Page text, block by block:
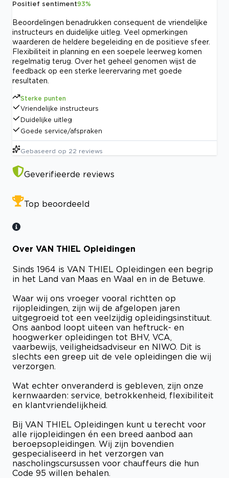
Positief sentiment93%
Beoordelingen benadrukken consequent de vriendelijke
instructeurs en duidelijke uitleg. Veel opmerkingen
waarderen de heldere begeleiding en de positieve sfeer.
Flexibiliteit in planning en een soepele leerweg komen
regelmatig terug. Over het geheel genomen wijst de
feedback op een sterke leerervaring met goede
resultaten.
Sterke punten
Vriendelijke instructeurs
Duidelijke uitleg
Goede service/afspraken
Gebaseerd op 22 reviews
Geverifieerde reviews
Top beoordeeld
Over VAN THIEL Opleidingen
Sinds 1964 is VAN THIEL Opleidingen een begrip
in het Land van Maas en Waal en in de Betuwe.
Waar wij ons vroeger vooral richtten op
rijopleidingen, zijn wij de afgelopen jaren
uitgegroeid tot een veelzijdig opleidingsinstituut.
Ons aanbod loopt uiteen van heftruck- en
hoogwerker opleidingen tot BHV, VCA,
vaarbewijs, veiligheidsadviseur en NIWO. Dit is
slechts een greep uit de vele opleidingen die wij
verzorgen.
Wat echter onveranderd is gebleven, zijn onze
kernwaarden: service, betrokkenheid, flexibiliteit
en klantvriendelijkheid.
Bij VAN THIEL Opleidingen kunt u terecht voor
alle rijopleidingen én een breed aanbod aan
beroepsopleidingen. Wij zijn bovendien
gespecialiseerd in het verzorgen van
nascholingscursussen voor chauffeurs die hun
Code 95 willen behalen.